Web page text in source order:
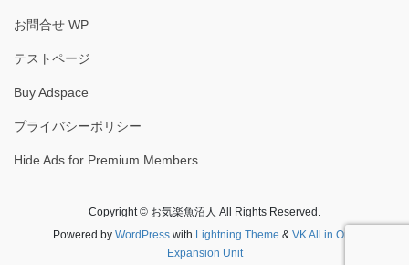
お問合せ WP
テストページ
Buy Adspace
プライバシーポリシー
Hide Ads for Premium Members
Copyright © お気楽魚沼人 All Rights Reserved.
Powered by WordPresswith Lightning Theme & VK All in One
Expansion Unit